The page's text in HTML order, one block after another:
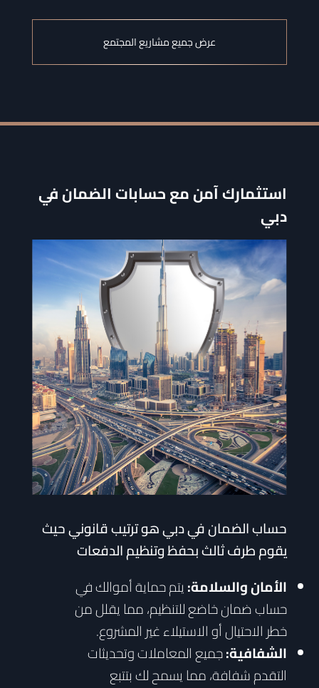
عرض جميع مشاريع المجتمع
استثمارك آمن مع حسابات الضمان في
دبي
حساب الضمان في دبي هو ترتيب قانوني حيث
يقوم طرف ثالث بحفظ وتنظيم الدفعات
الأمان والسلامة:يتم حماية أموالك في
حساب ضمان خاضع للتنظيم، مما يقلل من
خطر الاحتيال أو الاستيلاء غير المشروع.
الشفافية:جميع المعاملات وتحديثات
التقدم شفافة، مما يسمح لك بتتبع